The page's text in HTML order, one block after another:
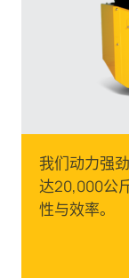
我们动力强
达20,000公
性与效率。